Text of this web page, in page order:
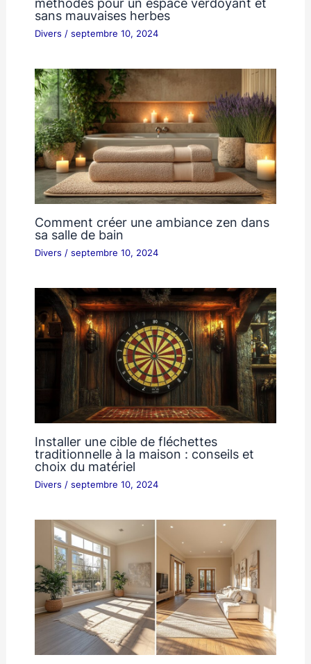
sans mauvaises herbes
Divers / septembre 10, 2024
Comment créer une ambiance zen dans
sa salle de bain
Divers / septembre 10, 2024
Installer une cible de fléchettes
traditionnelle à la maison : conseils et
choix du matériel
Divers / septembre 10, 2024